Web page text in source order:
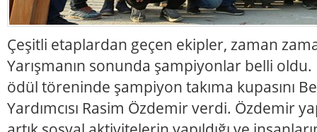
Çeşitli etaplardan geçen ekipler, zaman
Yarışmanın sonunda şampiyonlar belli
ödül töreninde şampiyon takıma kupasını
Yardımcısı Rasim Özdemir verdi. Özdemir